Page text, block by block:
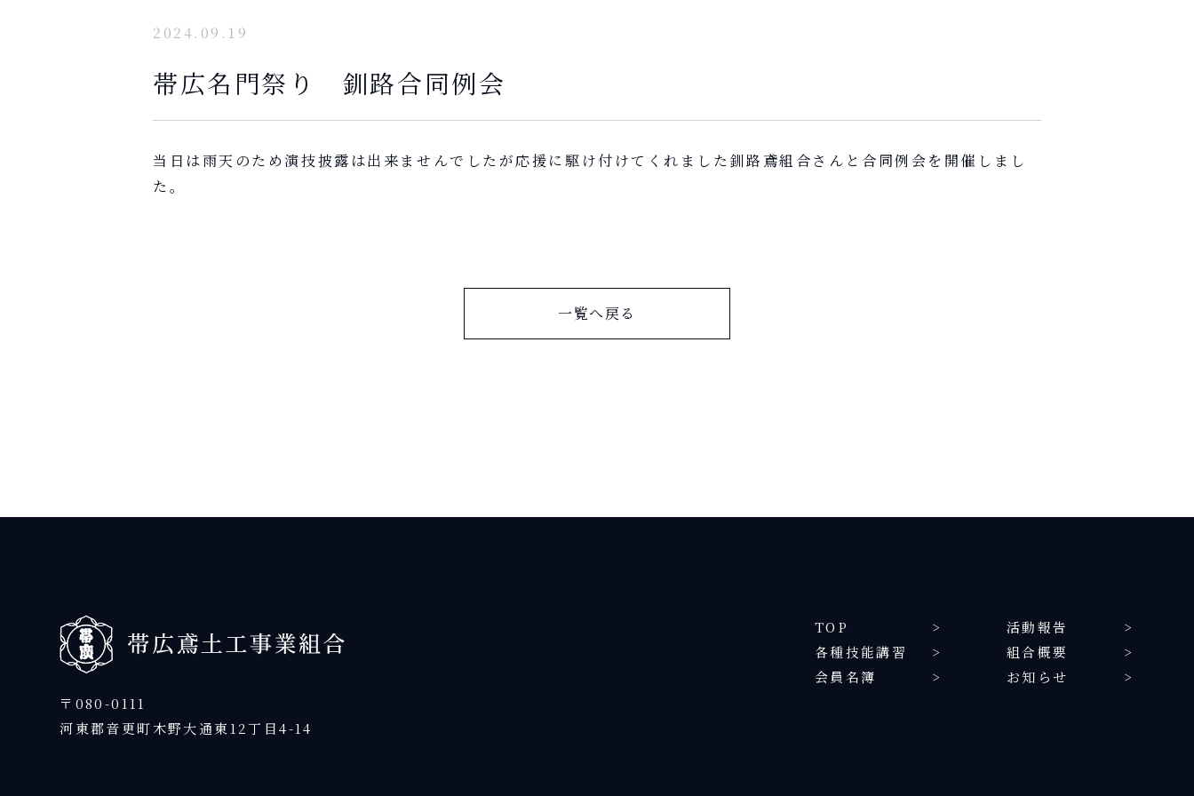
2024.09.19
帯広名門祭り 釧路合同例会
当日は雨天のため演技披露は出来ませんでしたが応援に駆け付けてくれました釧路鳶組合さんと合同例会を開催しまし
た。
一覧へ戻る
〒080-0111
河東郡音更町木野大通東12丁目4-14
TOP
活動報告
各種技能講習
組合概要
会員名簿
お知らせ